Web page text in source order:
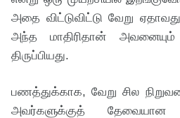
அதை விட்டுவிட்டு வேறு ஏதாவது
அந்த மாதிரிதான்
திருப்பியது.
பணத்துக்காக, வேறு சில
அவர்களுக்குத் தேவையான